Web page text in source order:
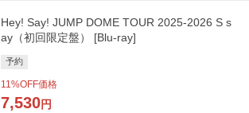
Hey! Say! JUMP DOME TOUR 2025-2026 S s
ay（初回限定盤） [Blu-ray]
予約
11%OFF価格
7,530円